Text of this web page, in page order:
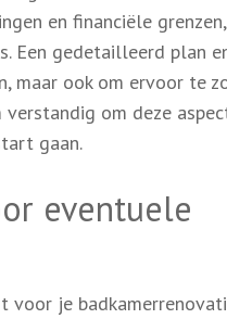
en financiële grenzen,
Een gedetailleerd plan
maar ook om ervoor te
om deze
gaan.
eventuele
voor je